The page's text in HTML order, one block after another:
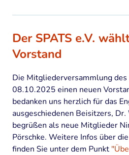
Der SPATS e.V.
Vorstand
Die Mitgliederversammlung des
08.10.2025 einen neuen
bedanken uns herzlich für das
ausgeschiedenen Beisitzers,
begrüßen als neue Mitglieder
Pörschke. Weitere Infos über
finden Sie unter dem Punkt